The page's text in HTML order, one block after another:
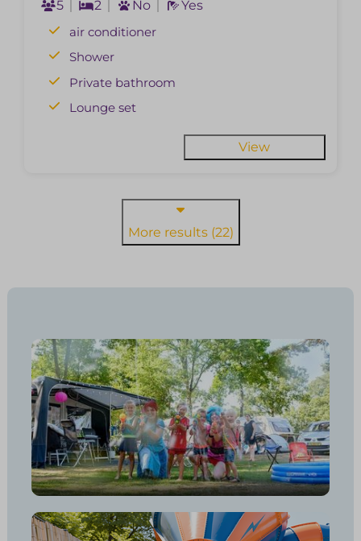
5 2 No
Yes
air conditioner
Shower
Private bathroom
Lounge set
View
More results (22)